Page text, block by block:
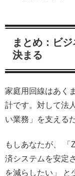
まとめ：ビ
決まる
家庭用回線はあく
計です。対して法
い業務」を支える
もしあなたが、 「
済システムを安定
を減らしたい」 と